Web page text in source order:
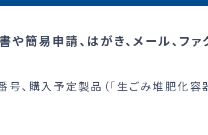
や簡易申請、はがき、メール、フ
号、購入予定製品（「生ごみ堆肥化容